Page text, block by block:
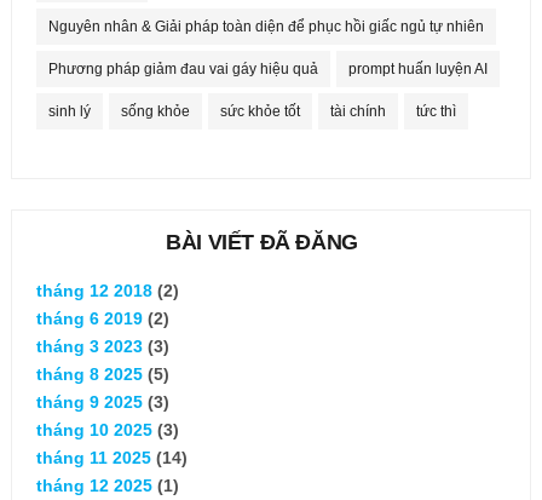
Nguyên nhân & Giải pháp toàn diện để phục hồi giấc ngủ tự nhiên
Phương pháp giảm đau vai gáy hiệu quả prompt huấn luyện AI
sinh lý sống khỏe sức khỏe tốt tài chính tức thì
BÀI VIẾT ĐÃ ĐĂNG
tháng 12 2018(2)
tháng 6 2019(2)
tháng 3 2023(3)
tháng 8 2025(5)
tháng 9 2025(3)
tháng 10 2025(3)
tháng 11 2025(14)
tháng 12 2025(1)